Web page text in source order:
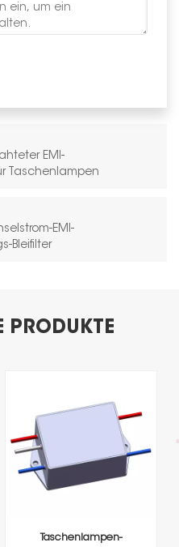
EMI-
Taschenlampen
EMI-
Bleifilter
PRODUKTE
Taschenlampen-